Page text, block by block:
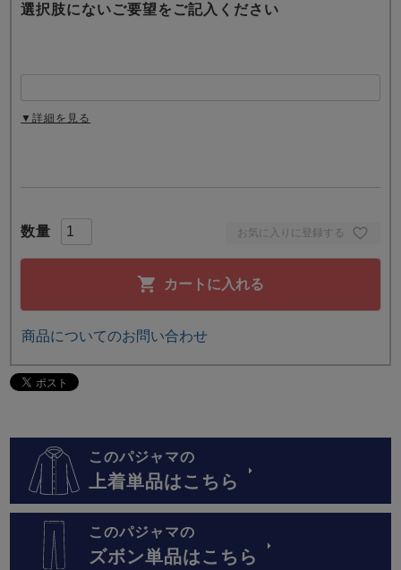
お気に入りに登録する
カートに入れる
選択肢にないご要望をご記入ください
▼詳細を見る
商品についてのお問い合わせ
このパジャマの
上着単品はこちら
このパジャマの
ズボン単品はこちら